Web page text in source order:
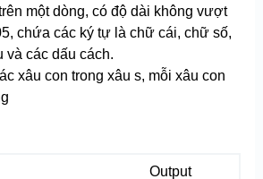
một dòng, có độ dài không vượt
5, chứa các ký tự là chữ cái, chữ số,
và các dấu cách.
xâu con trong xâu s, mỗi xâu con
Output